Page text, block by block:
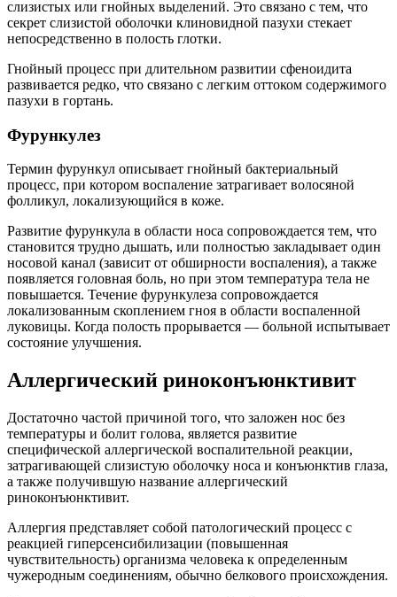
слизистых или гнойных выделений. Это связано с тем, что
секрет слизистой оболочки клиновидной пазухи стекает
непосредственно в полость глотки.
Гнойный процесс при длительном развитии сфеноидита
развивается редко, что связано с легким оттоком содержимого
пазухи в гортань.
Фурункулез
Термин фурункул описывает гнойный бактериальный
процесс, при котором воспаление затрагивает волосяной
фолликул, локализующийся в коже.
Развитие фурункула в области носа сопровождается тем, что
становится трудно дышать, или полностью закладывает один
носовой канал (зависит от обширности воспаления), а также
появляется головная боль, но при этом температура тела не
повышается. Течение фурункулеза сопровождается
локализованным скоплением гноя в области воспаленной
луковицы. Когда полость прорывается — больной испытывает
состояние улучшения.
Аллергический риноконъюнктивит
Достаточно частой причиной того, что заложен нос без
температуры и болит голова, является развитие
специфической аллергической воспалительной реакции,
затрагивающей слизистую оболочку носа и конъюнктив глаза,
а также получившую название аллергический
риноконъюнктивит.
Аллергия представляет собой патологический процесс с
реакцией гиперсенсибилизации (повышенная
чувствительность) организма человека к определенным
чужеродным соединениям, обычно белкового происхождения.